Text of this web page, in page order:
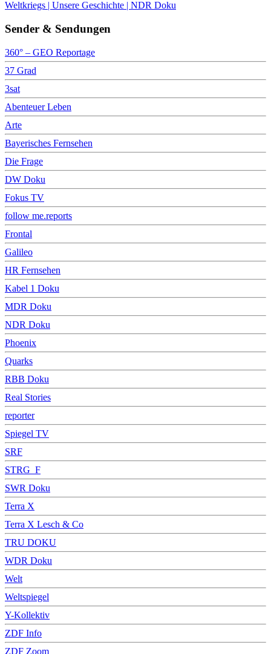
Weltkriegs | Unsere Geschichte | NDR Doku
Sender & Sendungen
360° – GEO Reportage
37 Grad
3sat
Abenteuer Leben
Arte
Bayerisches Fernsehen
Die Frage
DW Doku
Fokus TV
follow me.reports
Frontal
Galileo
HR Fernsehen
Kabel 1 Doku
MDR Doku
NDR Doku
Phoenix
Quarks
RBB Doku
Real Stories
reporter
Spiegel TV
SRF
STRG_F
SWR Doku
Terra X
Terra X Lesch & Co
TRU DOKU
WDR Doku
Welt
Weltspiegel
Y-Kollektiv
ZDF Info
ZDF Zoom